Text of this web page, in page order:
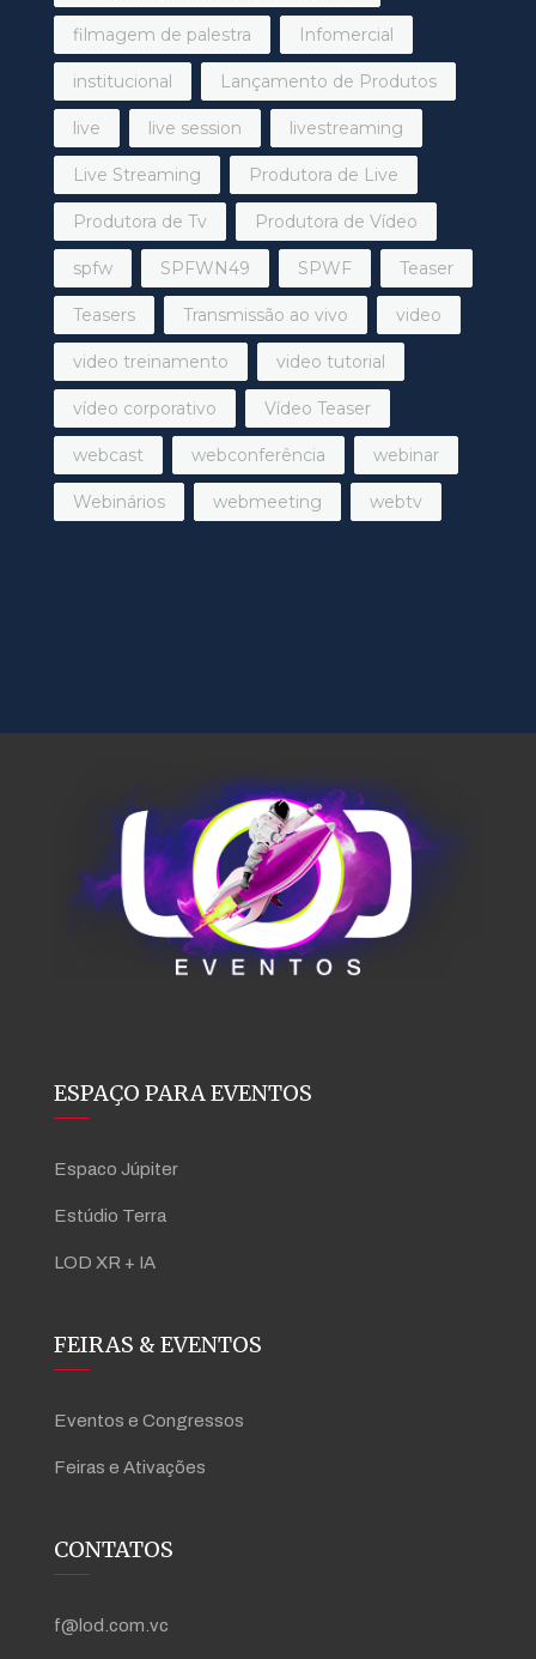
filmagem de palestra Infomercial
institucional Lançamento de Produtos
live live session livestreaming
Live Streaming Produtora de Live
Produtora de Tv Produtora de Vídeo
spfw SPFWN49 SPWF Teaser
Teasers Transmissão ao vivo video
video treinamento video tutorial
vídeo corporativo Vídeo Teaser
webcast webconferência webinar
Webinários webmeeting webtv
ESPAÇO PARA EVENTOS
Espaco Júpiter
Estúdio Terra
LOD XR + IA
FEIRAS & EVENTOS
Eventos e Congressos
Feiras e Ativações
CONTATOS
f@lod.com.vc